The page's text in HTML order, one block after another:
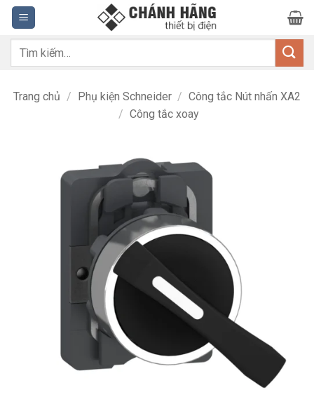
Bỏ
qua
nội
dung
Tìm
Trang chủ / Phụ kiện Schneider / Công tắc Nút nhấn XA2
/ Công tắc xoay